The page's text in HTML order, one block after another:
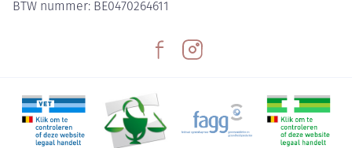
BTW nummer: BE0470264611